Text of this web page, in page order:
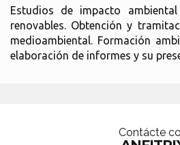
Estudios de impacto ambiental
renovables. Obtención y
medioambiental. Formación
elaboración de informes y su
Contácte